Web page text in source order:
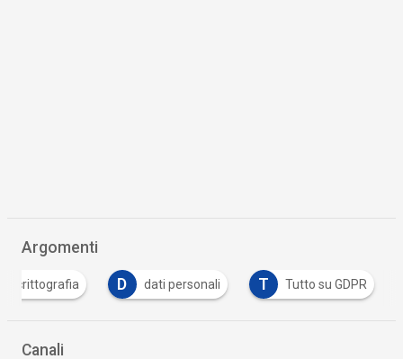
Argomenti
crittografia D dati personali T Tutto su GDPR
Canali